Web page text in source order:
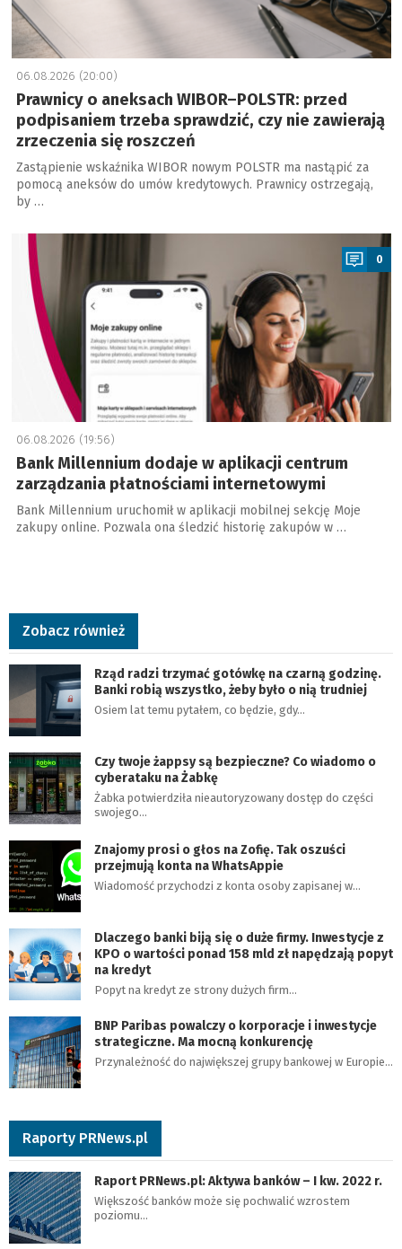
06.08.2026 (20:00)
Prawnicy o aneksach WIBOR–POLSTR: przed
podpisaniem trzeba sprawdzić, czy nie zawierają
zrzeczenia się roszczeń
Zastąpienie wskaźnika WIBOR nowym POLSTR ma nastąpić za
pomocą aneksów do umów kredytowych. Prawnicy ostrzegają,
by …
0
06.08.2026 (19:56)
Bank Millennium dodaje w aplikacji centrum
zarządzania płatnościami internetowymi
Bank Millennium uruchomił w aplikacji mobilnej sekcję Moje
zakupy online. Pozwala ona śledzić historię zakupów w …
Zobacz również
Rząd radzi trzymać gotówkę na czarną godzinę.
Banki robią wszystko, żeby było o nią trudniej
Osiem lat temu pytałem, co będzie, gdy…
Czy twoje żappsy są bezpieczne? Co wiadomo o
cyberataku na Żabkę
Żabka potwierdziła nieautoryzowany dostęp do części
swojego…
Znajomy prosi o głos na Zofię. Tak oszuści
przejmują konta na WhatsAppie
Wiadomość przychodzi z konta osoby zapisanej w…
Dlaczego banki biją się o duże firmy. Inwestycje z
KPO o wartości ponad 158 mld zł napędzają popyt
na kredyt
Popyt na kredyt ze strony dużych firm…
BNP Paribas powalczy o korporacje i inwestycje
strategiczne. Ma mocną konkurencję
Przynależność do największej grupy bankowej w Europie…
Raporty PRNews.pl
Raport PRNews.pl: Aktywa banków – I kw. 2022 r.
Większość banków może się pochwalić wzrostem
poziomu…